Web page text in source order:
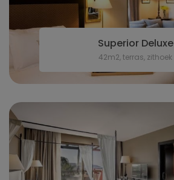
Superior Deluxe
42m2, terras, zithoek